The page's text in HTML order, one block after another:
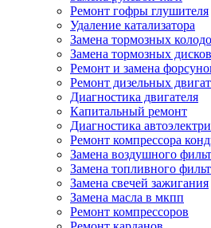
Ремонт гофры глушителя
Удаление катализатора
Замена тормозных
Замена тормозных дисков
Ремонт и замена
Ремонт дизельных
Диагностика двигателя
Капитальный ремонт
Диагностика
Ремонт компрессора
Замена воздушного
Замена топливного
Замена свечей зажигания
Замена масла в мкпп
Ремонт компрессоров